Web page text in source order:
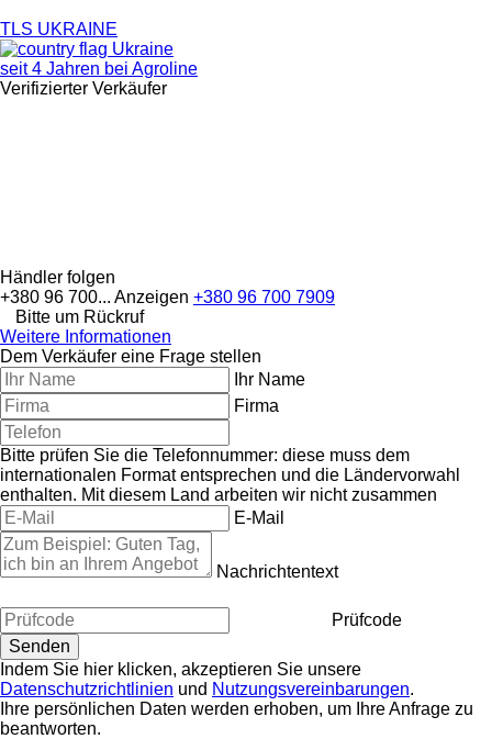
TLS UKRAINE
Ukraine
seit 4 Jahren bei Agroline
Verifizierter Verkäufer
Händler folgen
+380 96 700... Anzeigen +380 96 700 7909
Bitte um Rückruf
Weitere Informationen
Dem Verkäufer eine Frage stellen
Ihr Name
Firma
Bitte prüfen Sie die Telefonnummer: diese muss dem
internationalen Format entsprechen und die Ländervorwahl
enthalten. Mit diesem Land arbeiten wir nicht zusammen
E-Mail
Nachrichtentext
Prüfcode
Indem Sie hier klicken, akzeptieren Sie unsere
Datenschutzrichtlinien und Nutzungsvereinbarungen.
Ihre persönlichen Daten werden erhoben, um Ihre Anfrage zu
beantworten.